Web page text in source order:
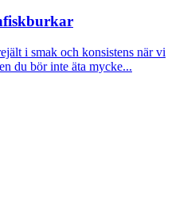
i smak och konsistens när vi
du bör inte äta mycke...